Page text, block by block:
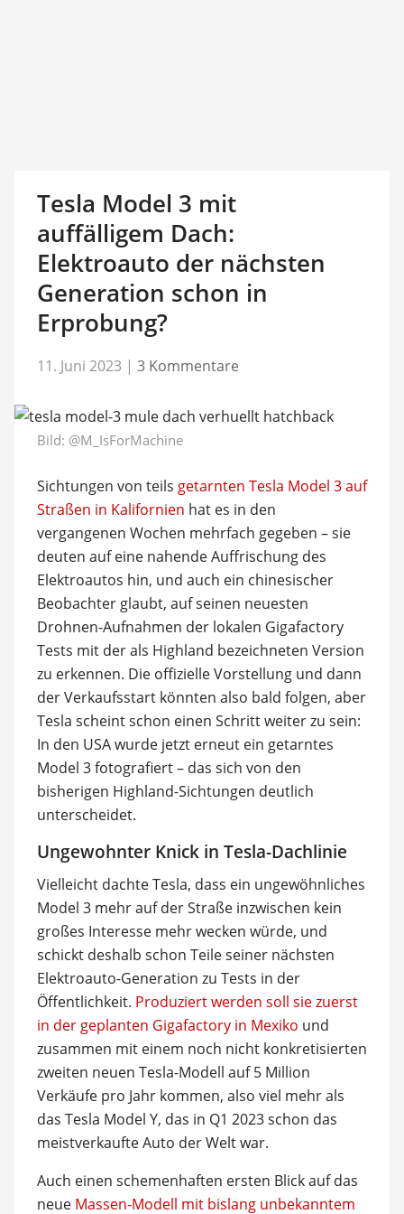
Tesla Model 3 mit
auffälligem Dach:
Elektroauto der nächsten
Generation schon in
Erprobung?
11. Juni 2023 | 3 Kommentare
Bild: @M_IsForMachine
Sichtungen von teils getarnten Tesla Model 3 auf
Straßen in Kalifornien hat es in den
vergangenen Wochen mehrfach gegeben – sie
deuten auf eine nahende Auffrischung des
Elektroautos hin, und auch ein chinesischer
Beobachter glaubt, auf seinen neuesten
Drohnen-Aufnahmen der lokalen Gigafactory
Tests mit der als Highland bezeichneten Version
zu erkennen. Die offizielle Vorstellung und dann
der Verkaufsstart könnten also bald folgen, aber
Tesla scheint schon einen Schritt weiter zu sein:
In den USA wurde jetzt erneut ein getarntes
Model 3 fotografiert – das sich von den
bisherigen Highland-Sichtungen deutlich
unterscheidet.
Ungewohnter Knick in Tesla-Dachlinie
Vielleicht dachte Tesla, dass ein ungewöhnliches
Model 3 mehr auf der Straße inzwischen kein
großes Interesse mehr wecken würde, und
schickt deshalb schon Teile seiner nächsten
Elektroauto-Generation zu Tests in der
Öffentlichkeit. Produziert werden soll sie zuerst
in der geplanten Gigafactory in Mexiko und
zusammen mit einem noch nicht konkretisierten
zweiten neuen Tesla-Modell auf 5 Million
Verkäufe pro Jahr kommen, also viel mehr als
das Tesla Model Y, das in Q1 2023 schon das
meistverkaufte Auto der Welt war.
Auch einen schemenhaften ersten Blick auf das
neue Massen-Modell mit bislang unbekanntem